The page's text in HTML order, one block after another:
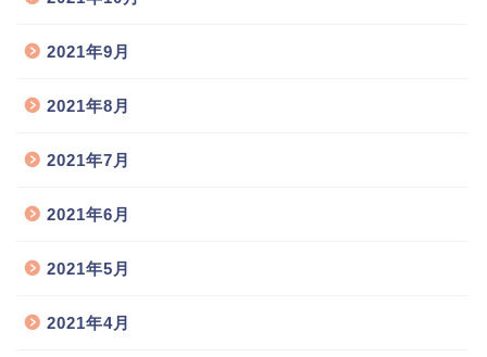
2021年9月
2021年8月
2021年7月
2021年6月
2021年5月
2021年4月